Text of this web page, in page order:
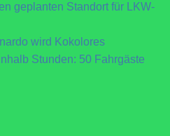
geplanten Standort für LKW-
wird Kokolores
Stunden: 50 Fahrgäste